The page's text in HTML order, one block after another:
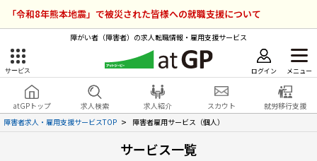
「令和8年熊本地震」で被災された皆様への就職支援について
障がい者（障害者）の求人転職情報・雇用支援サービス
サービス ログイン メニュー
atGPトップ 求人検索 求人紹介 スカウト
就労移行支援
障害者求人・雇用支援サービスTOP
障害者雇用サービス（個人）
サービス一覧
障害者雇用のアットジーピー
サービスラインナップ
ログイン 会員登録 無料